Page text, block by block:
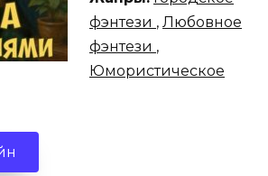
фэнтези , Любовное
фэнтези ,
Юмористическое